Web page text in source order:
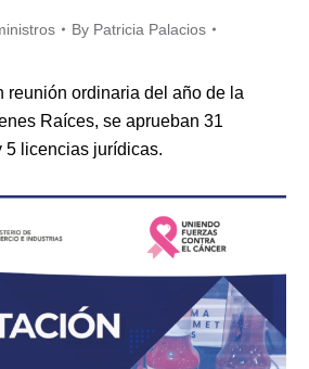
By Patricia Palacios
reunión ordinaria del año de la
Raíces, se aprueban 31
5 licencias jurídicas.